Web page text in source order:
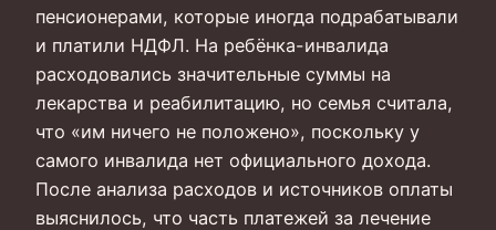
пенсионерами, которые иногда подрабатывали
и платили НДФЛ. На ребёнка-инвалида
расходовались значительные суммы на
лекарства и реабилитацию, но семья считала,
что «им ничего не положено», поскольку у
самого инвалида нет официального дохода.
После анализа расходов и источников оплаты
выяснилось, что часть платежей за лечение